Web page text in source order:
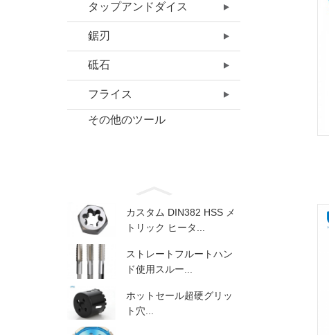
タップアンドダイス
鋸刃
砥石
フライス
その他のツール
カスタム DIN382 HSS メ
トリック ヒータ...
ストレートフルートハン
ド使用スルー...
ホットセール超硬グリッ
ト穴...